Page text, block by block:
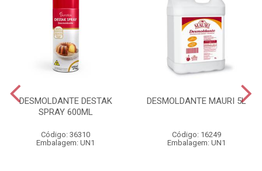
DESMOLDANTE DESTAK
SPRAY 600ML
Código: 36310
Embalagem: UN1
DESMOLDANTE MAURI 5L
Código: 16249
Embalagem: UN1